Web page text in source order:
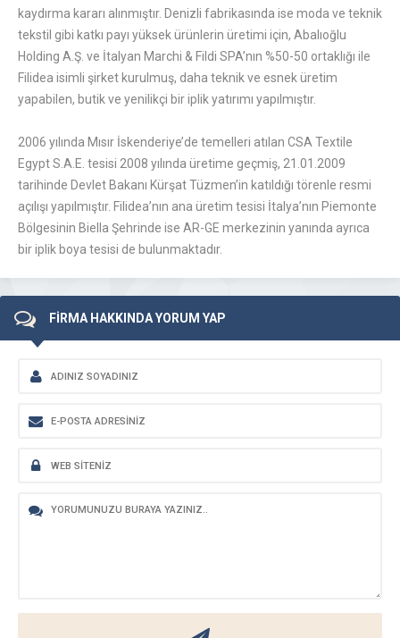
kaydırma kararı alınmıştır. Denizli fabrikasında ise moda ve teknik
tekstil gibi katkı payı yüksek ürünlerin üretimi için, Abalıoğlu
Holding A.Ş. ve İtalyan Marchi & Fildi SPA’nın %50-50 ortaklığı ile
Filidea isimli şirket kurulmuş, daha teknik ve esnek üretim
yapabilen, butik ve yenilikçi bir iplik yatırımı yapılmıştır.
2006 yılında Mısır İskenderiye’de temelleri atılan CSA Textile
Egypt S.A.E. tesisi 2008 yılında üretime geçmiş, 21.01.2009
tarihinde Devlet Bakanı Kürşat Tüzmen’in katıldığı törenle resmi
açılışı yapılmıştır. Filidea’nın ana üretim tesisi İtalya’nın Piemonte
Bölgesinin Biella Şehrinde ise AR-GE merkezinin yanında ayrıca
bir iplik boya tesisi de bulunmaktadır.
FİRMA HAKKINDA YORUM YAP